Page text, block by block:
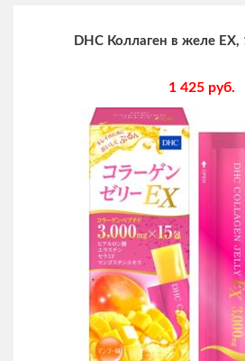
DHC Коллаген в желе EX,
1 425 руб.